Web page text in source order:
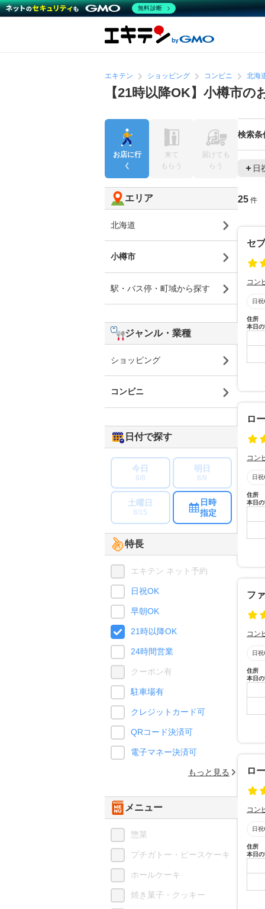
エキテン ショッピング コンビニ 北海
【21時以降OK】小樽市
検索条
日
25 件
セ
コン
日
住所
本日
ロ
コン
日
住所
本日
フ
コン
日
住所
本日
ロ
コン
日
住所
本日
お店に行
く
来て
もらう
届けても
らう
エリア
北海道
小樽市
駅・バス停・町域から探す
ジャンル・業種
ショッピング
コンビニ
日付で探す
今日
8/8
明日
8/9
土曜日
8/15
日時
指定
特長
エキテン ネット予約
日祝OK
早朝OK
21時以降OK
24時間営業
クーポン有
駐車場有
クレジットカード可
QRコード決済可
電子マネー決済可
もっと見る
メニュー
惣菜
プチガトー・ピースケーキ
ホールケーキ
焼き菓子・クッキー
無料診断